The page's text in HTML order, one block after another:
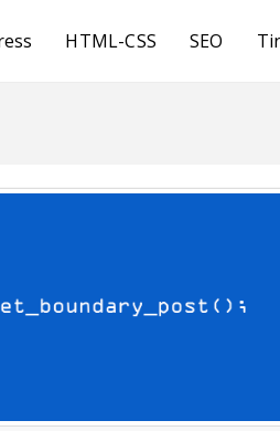
HTML-CSS SEO